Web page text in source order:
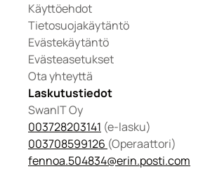
Käyttöehdot
Tietosuojakäytäntö
Evästekäytäntö
Evästeasetukset
Ota yhteyttä
Laskutustiedot
SwanIT Oy
003728203141 (e-lasku)
003708599126 (Operaattori)
fennoa.504834@erin.posti.com